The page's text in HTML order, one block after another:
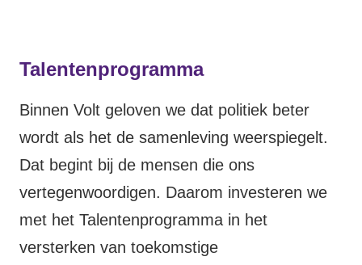
Talentenprogramma
Binnen Volt geloven we dat politiek beter
wordt als het de samenleving weerspiegelt.
Dat begint bij de mensen die ons
vertegenwoordigen. Daarom investeren we
met het Talentenprogramma in het
versterken van toekomstige